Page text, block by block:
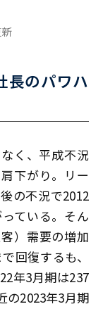
長のパワハ
く、平成不況
下がり。リー
の不況で2012
ている。そん
）需要の増加
回復するも、
年3月期は237
の2023年3月期